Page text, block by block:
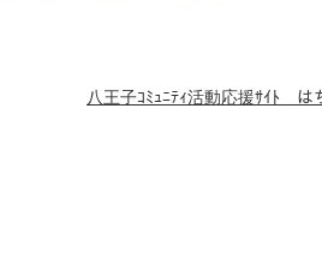
八王子ｺﾐｭﾆﾃｨ活動応援ｻｲﾄ は